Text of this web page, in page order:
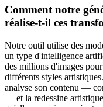
Comment notre
réalise-t-il ces
Notre outil utilise des
un type d'intelligence
des millions d'images
différents styles
analyse son contenu —
— et la redessine